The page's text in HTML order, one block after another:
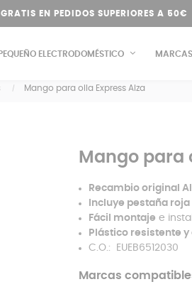
EN PEDIDOS SUPERIORES A 50€
PEQUEÑO ELECTRODOMÉSTICO MARCAS
Mango para olla Express Alza
Mango para
Recambio original
Incluye pestaña
Fácil montaje e
Plástico resistente
C.O.: EUEB6512030
Marcas